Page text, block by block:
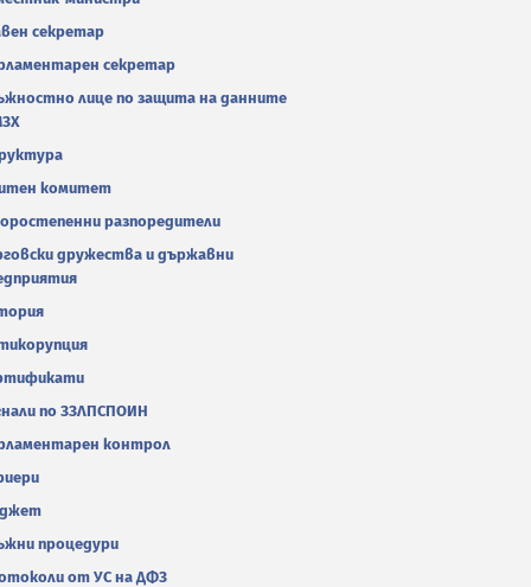
секретар
секретар
лице по защита на данните
комитет
разпоредители
дружества и държавни
по ЗЗЛПСПОИН
контрол
процедури
от УС на ДФЗ